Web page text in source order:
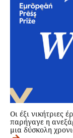
Οι έξι νικήτριες
παρήγαγε η
μια δύσκολη